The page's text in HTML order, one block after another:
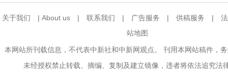
关于我们 | About us | 联系我们 | 广告服务 | 供稿服务 |
站地图
本网站所刊载信息，不代表中新社和中新网观点。 刊用本网站稿件，
未经授权禁止转载、摘编、复制及建立镜像，违者将依法追究法